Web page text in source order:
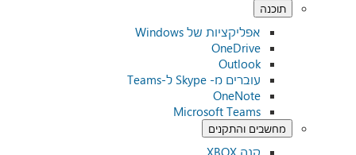
תוכנה
אפליקציות של Windows
OneDrive
Outlook
עוברים מ- Skype ל-Teams
OneNote
Microsoft Teams
מחשבים והתקנים
קנה XBOX